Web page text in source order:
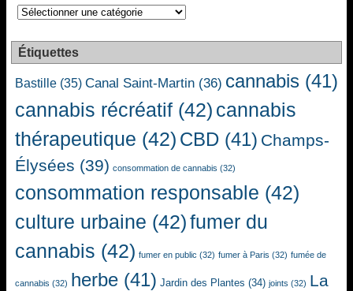
Catégories
Étiquettes
Bastille (35) Canal Saint-Martin (36) cannabis (41)
cannabis récréatif (42) cannabis
thérapeutique (42) CBD (41) Champs-
Élysées (39) consommation de cannabis (32)
consommation responsable (42)
culture urbaine (42)fumer du
cannabis (42) fumer en public (32) fumer à Paris (32) fumée de
cannabis (32) herbe (41) Jardin des Plantes (34) joints (32) La